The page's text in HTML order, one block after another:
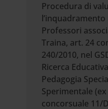
Procedura di
Professori
Traina, art. 24
240/2010, nel
Ricerca
Pedagogia
Sperimentale
concorsuale 11/